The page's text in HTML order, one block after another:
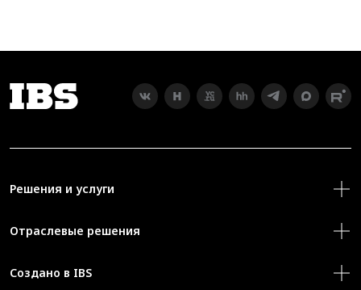
Решения и услуги
Отраслевые решения
Создано в IBS